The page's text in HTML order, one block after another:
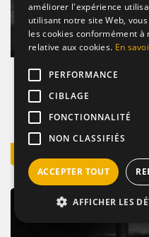
Bar le Douze
Paris 9 (75009)
Nombre de places : 1-30 pers.
VOIR
SPEAKEASY BRANCHÉ
améliorer l'expérience
utilisant notre site Web,
les cookies conformément à
relative aux cookies. En
PERFORMANCE
CIBLAGE
FONCTIONNALITÉ
NON CLASSIFIÉS
ACCEPTER TOUT
AFFICHER LES